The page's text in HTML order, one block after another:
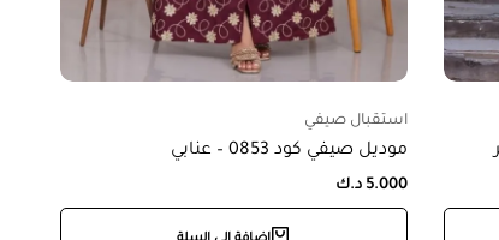
استقبال صيفي
موديل صيفي كود 0853 – عنابي
5.000 د.ك